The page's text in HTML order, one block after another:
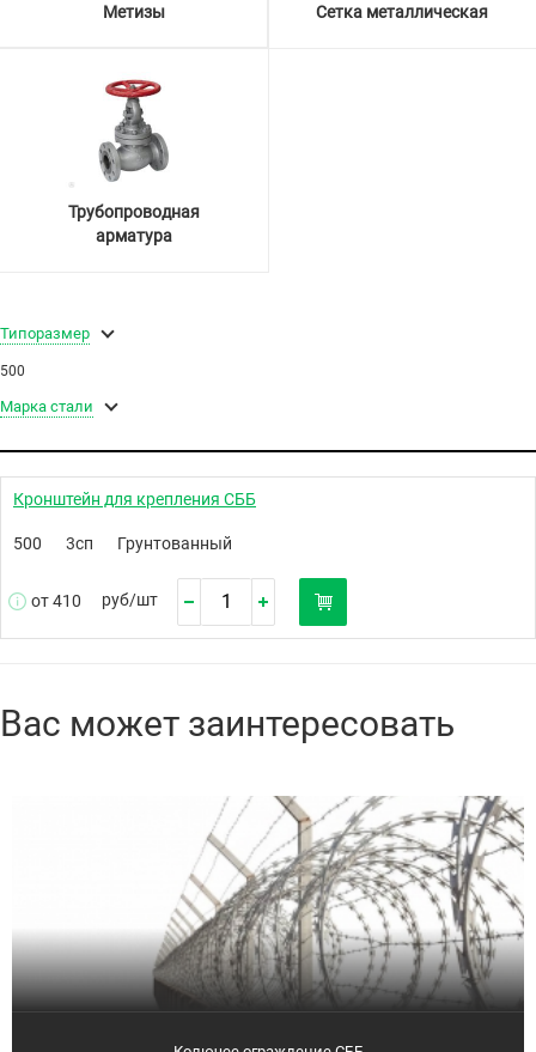
Метизы Сетка металлическая
Трубопроводная
арматура
Типоразмер
500
Марка стали
Кронштейн для крепления СББ
500 3сп Грунтованный
от 410 руб/шт
Вас может заинтересовать